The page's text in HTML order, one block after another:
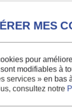
pour
modifiables à
services » en bas
consultez notre